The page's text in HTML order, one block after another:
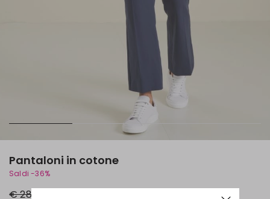
Pantaloni in cotone
Saldi -36%
Prezzo
€ 28,00
Nuovo